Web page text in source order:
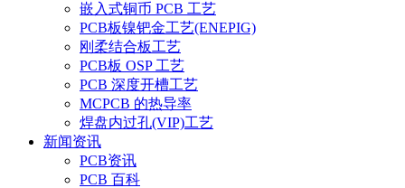
嵌入式铜币 PCB 工艺
PCB板镍钯金工艺(ENEPIG)
刚柔结合板工艺
PCB板 OSP 工艺
PCB 深度开槽工艺
MCPCB 的热导率
焊盘内过孔(VIP)工艺
新闻资讯
PCB资讯
PCB 百科